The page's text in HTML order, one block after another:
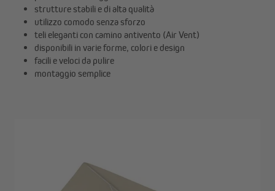
strutture stabili e di alta qualità
utilizzo comodo senza sforzo
teli eleganti con camino antivento (Air Vent)
disponibili in varie forme, colori e design
facili e veloci da pulire
montaggio semplice